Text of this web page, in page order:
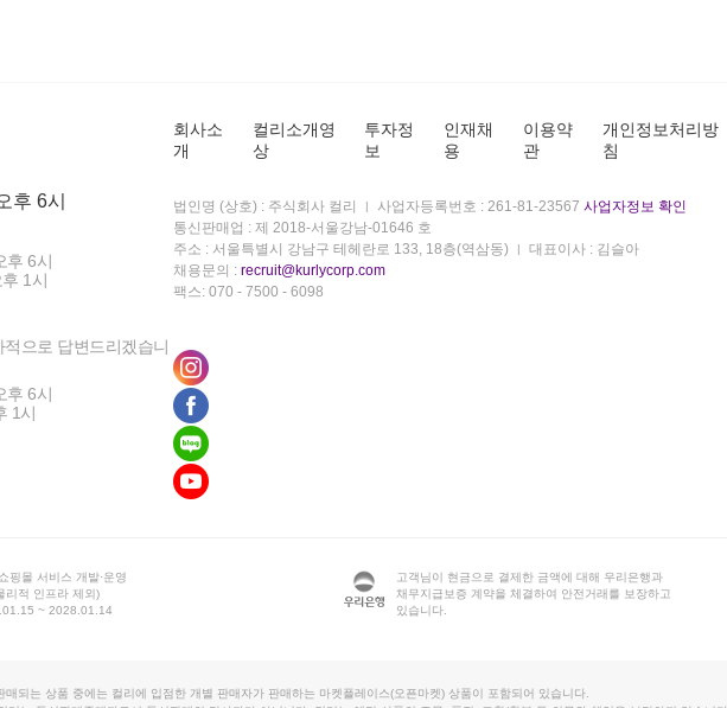
후 6시
후 6시
1시
으로 답변드리겠습니
후 6시
1시
회사소
개
컬리소개영
상
투자정
보
인재채
용
이용약
관
개인정보처리방
침
법인명 (상호) : 주식회사 컬리 사업자등록번호 : 261-81-23567 사업자정보 확인
통신판매업 : 제 2018-서울강남-01646 호
주소 : 서울특별시 강남구 테헤란로 133, 18층(역삼동)
대표이사 : 김슬아
채용문의 : recruit@kurlycorp.com
팩스: 070 - 7500 - 6098
핑몰 서비스 개발·운영
리적 인프라 제외)
~ 2028.01.14
고객님이 현금으로 결제한 금액에 대해 우리은행과
채무지급보증 계약을 체결하여 안전거래를 보장하고
있습니다.
매되는 상품 중에는 컬리에 입점한 개별 판매자가 판매하는 마켓플레이스(오픈마켓) 상품이 포함되어 있습니다.